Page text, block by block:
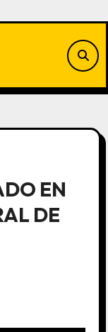
EN
DE